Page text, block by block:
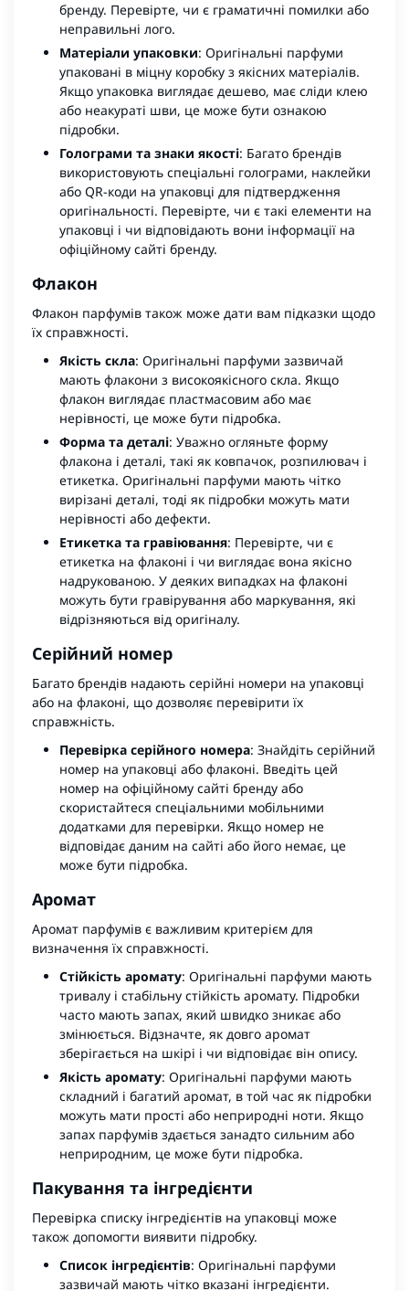
бренду. Перевірте, чи є граматичні помилки або
неправильні лого.
Матеріали упаковки: Оригінальні парфуми
упаковані в міцну коробку з якісних матеріалів.
Якщо упаковка виглядає дешево, має сліди клею
або неакураті шви, це може бути ознакою
підробки.
Голограми та знаки якості: Багато брендів
використовують спеціальні голограми, наклейки
або QR-коди на упаковці для підтвердження
оригінальності. Перевірте, чи є такі елементи на
упаковці і чи відповідають вони інформації на
офіційному сайті бренду.
Флакон
Флакон парфумів також може дати вам підказки щодо
їх справжності.
Якість скла: Оригінальні парфуми зазвичай
мають флакони з високоякісного скла. Якщо
флакон виглядає пластмасовим або має
нерівності, це може бути підробка.
Форма та деталі: Уважно огляньте форму
флакона і деталі, такі як ковпачок, розпилювач і
етикетка. Оригінальні парфуми мають чітко
вирізані деталі, тоді як підробки можуть мати
нерівності або дефекти.
Етикетка та гравіювання: Перевірте, чи є
етикетка на флаконі і чи виглядає вона якісно
надрукованою. У деяких випадках на флаконі
можуть бути гравірування або маркування, які
відрізняються від оригіналу.
Серійний номер
Багато брендів надають серійні номери на упаковці
або на флаконі, що дозволяє перевірити їх
справжність.
Перевірка серійного номера: Знайдіть серійний
номер на упаковці або флаконі. Введіть цей
номер на офіційному сайті бренду або
скористайтеся спеціальними мобільними
додатками для перевірки. Якщо номер не
відповідає даним на сайті або його немає, це
може бути підробка.
Аромат
Аромат парфумів є важливим критерієм для
визначення їх справжності.
Стійкість аромату: Оригінальні парфуми мають
тривалу і стабільну стійкість аромату. Підробки
часто мають запах, який швидко зникає або
змінюється. Відзначте, як довго аромат
зберігається на шкірі і чи відповідає він опису.
Якість аромату: Оригінальні парфуми мають
складний і багатий аромат, в той час як підробки
можуть мати прості або неприродні ноти. Якщо
запах парфумів здається занадто сильним або
неприродним, це може бути підробка.
Пакування та інгредієнти
Перевірка списку інгредієнтів на упаковці може
також допомогти виявити підробку.
Список інгредієнтів: Оригінальні парфуми
зазвичай мають чітко вказані інгредієнти.